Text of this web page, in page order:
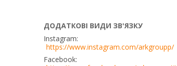
Instagram
https://www.instagram.com/arkgroupp/
Facebook